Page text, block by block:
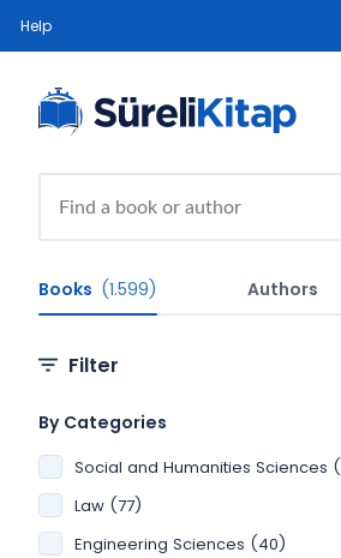
Help
Books (1.599) Authors
Filter
By Categories
Social and Humanities Sciences
Law (77)
Engineering Sciences (40)